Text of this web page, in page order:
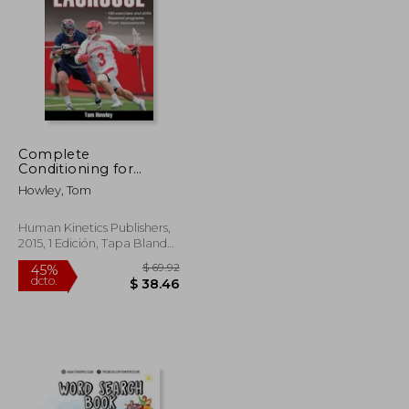
$ 39.90 40%
Complete
Conditioning for
Lacrosse (en Inglés)
Howley, Tom
Human Kinetics Publishers,
2015, 1 Edición, Tapa Blanda,
Nuevo